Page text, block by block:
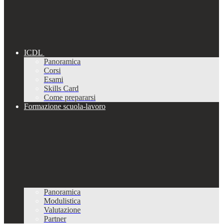
ICDL
Panoramica
Corsi
Esami
Skills Card
Come prepararsi
Formazione scuola-lavoro
Panoramica
Modulistica
Valutazione
Partner